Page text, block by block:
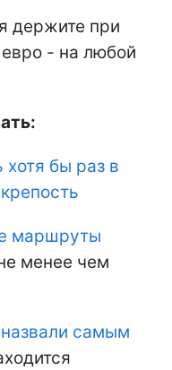
держите при
евро - на любой
хотя бы раз в
маршруты
менее чем
самым